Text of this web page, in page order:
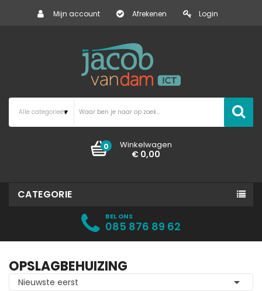
Mijn account Afrekenen Login
Winkelwagen
0
€ 0,00
CATEGORIE
BEL ONS
085 876 89 62
OPSLAGBEHUIZING
Nieuwste eerst 